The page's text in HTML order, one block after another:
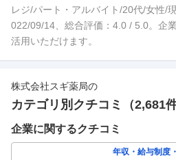
レジ/パート・アルバイト/20代/女性/
022/09/14、総合評価：4.0 / 5.0。企
活用いただけます。
株式会社スギ薬局の
カテゴリ別クチコミ（2,681
企業に関するクチコミ
年収・給与制度